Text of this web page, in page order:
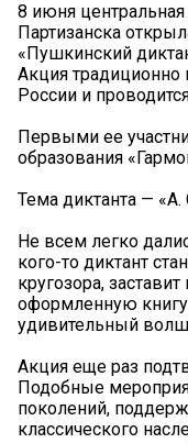
8 июня центральная
Партизанска
«Пушкинский
Акция
России и
Первыми ее
образования
Тема диктанта —
Не всем легко
кого-то диктант
кругозора,
оформленную книгу
удивительный
Акция еще раз
Подобные
поколений,
классического